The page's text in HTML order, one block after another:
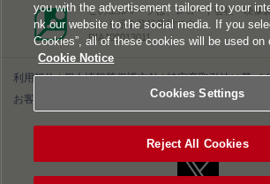
このエルマークは、レコード会社・映像
ンツを示す登録商標です。
RIAJ00013011
利用規約|個人情報等保護方針|特定商取引法に基づ
お客様情報の外部送信について|Cookies Settings
you with the advertisement tailored to your
nk our website to the social media. If you
Cookies”, all of these cookies will be used on
Cookie Notice
Cookies Settings
Reject All Cookies